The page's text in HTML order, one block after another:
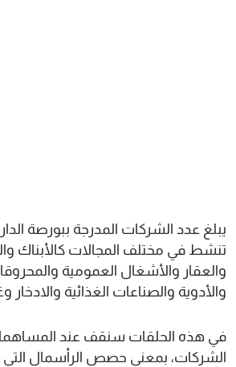
تنشط في مختلف المجالات كالأبناك
والعقار والأشغال العمومية
والأدوية والصناعات الغذائية
في هذه الحلقات سنقف عند
الشركات، بمعنى حصص الرأسمال